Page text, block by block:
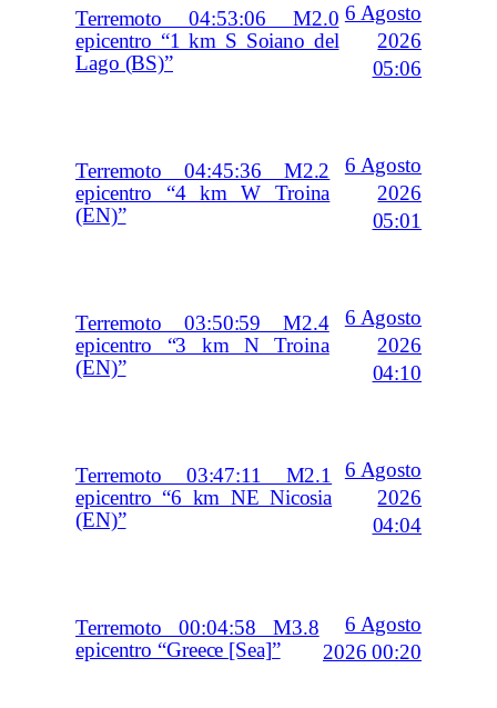
Terremoto 04:53:06 M2.0
epicentro “1 km S Soiano del
Lago (BS)”
6 Agosto
2026
05:06
Terremoto 04:45:36 M2.2
epicentro “4 km W Troina
(EN)”
6 Agosto
2026
05:01
Terremoto 03:50:59 M2.4
epicentro “3 km N Troina
(EN)”
6 Agosto
2026
04:10
Terremoto 03:47:11 M2.1
epicentro “6 km NE Nicosia
(EN)”
6 Agosto
2026
04:04
Terremoto 00:04:58 M3.8
epicentro “Greece [Sea]”
6 Agosto
2026 00:20